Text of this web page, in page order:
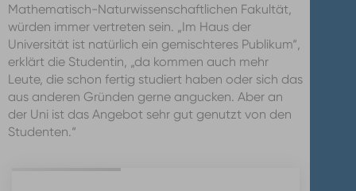
Mathematisch-Naturwissenschaftlichen Fakultät,
würden immer vertreten sein. „Im Haus der
Universität ist natürlich ein gemischteres Publikum“,
erklärt die Studentin, „da kommen auch mehr
Leute, die schon fertig studiert haben oder sich das
aus anderen Gründen gerne angucken. Aber an
der Uni ist das Angebot sehr gut genutzt von den
Studenten.“